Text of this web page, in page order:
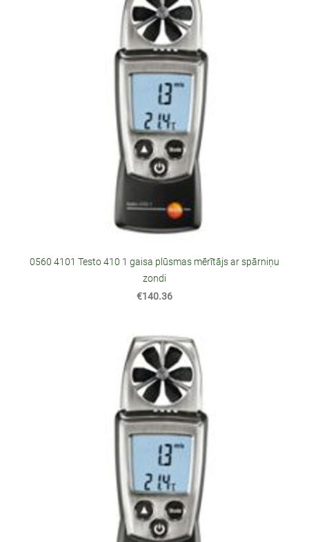
0560 4101 Testo 410 1 gaisa plūsmas mērītājs ar spārniņu
zondi
€140.36